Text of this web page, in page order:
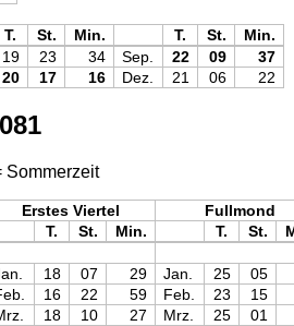
T. St. Min. T. St.
Min.
19 23 34 Sep. 22 09
37
20 17 16 Dez. 21 06 22
Sommerzeit
Erstes Viertel
Fullmond
T. St. Min. T. St.
18 07 29 Jan. 25
05
16 22 59 Feb. 23
15
18 10 27 Mrz. 25
01